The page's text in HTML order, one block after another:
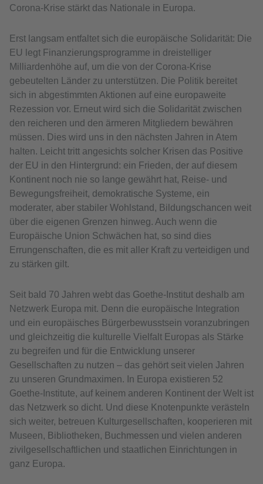
Corona-Krise stärkt das Nationale in Europa.
Erst langsam entfaltet sich die europäische Solidarität: Die
EU legt Finanzierungsprogramme in dreistelliger
Milliardenhöhe auf, um die von der Corona-Krise
gebeutelten Länder zu unterstützen. Die Politik bereitet
sich in abgestimmten Aktionen auf eine europaweite
Rezession vor. Erneut wird sich die Solidarität zwischen
den reicheren und den ärmeren Mitgliedern bewähren
müssen. Dies wird uns in den nächsten Jahren in Atem
halten. Leicht tritt angesichts solcher Krisen das Positive
der EU in den Hintergrund: ein Frieden, der auf diesem
Kontinent noch nie so lange gewährt hat, Reise- und
Bewegungsfreiheit, demokratische Systeme, ein
moderater, aber stabiler Wohlstand, Bildungschancen weit
über die eigenen Grenzen hinweg. Auch wenn die
Europäische Union Schwächen hat, so sind dies
Errungenschaften, die es mit aller Kraft zu verteidigen und
zu stärken gilt.
Seit bald 70 Jahren webt das Goethe-Institut deshalb am
Netzwerk Europa mit. Denn die europäische Integration
und ein europäisches Bürgerbewusstsein voranzubringen
und gleichzeitig die kulturelle Vielfalt Europas als Stärke
zu begreifen und für die Entwicklung unserer
Gesellschaften zu nutzen – das gehört seit vielen Jahren
zu unseren Grundmaximen. In Europa existieren 52
Goethe-Institute, auf keinem anderen Kontinent der Welt ist
das Netzwerk so dicht. Und diese Knotenpunkte verästeln
sich weiter, betreuen Kulturgesellschaften, kooperieren mit
Museen, Bibliotheken, Buchmessen und vielen anderen
zivilgesellschaftlichen und staatlichen Einrichtungen in
ganz Europa.